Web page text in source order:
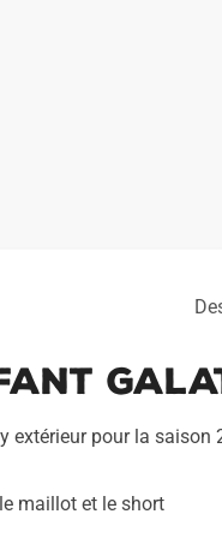
extérieur pour la saison
maillot et le short